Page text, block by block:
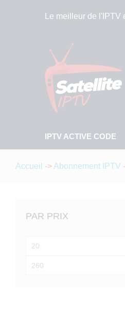
Le meilleur de l'IPTV
IPTV ACTIVE CODE
Accueil -> Abonnement IPTV
PAR PRIX
Prix
min
Prix